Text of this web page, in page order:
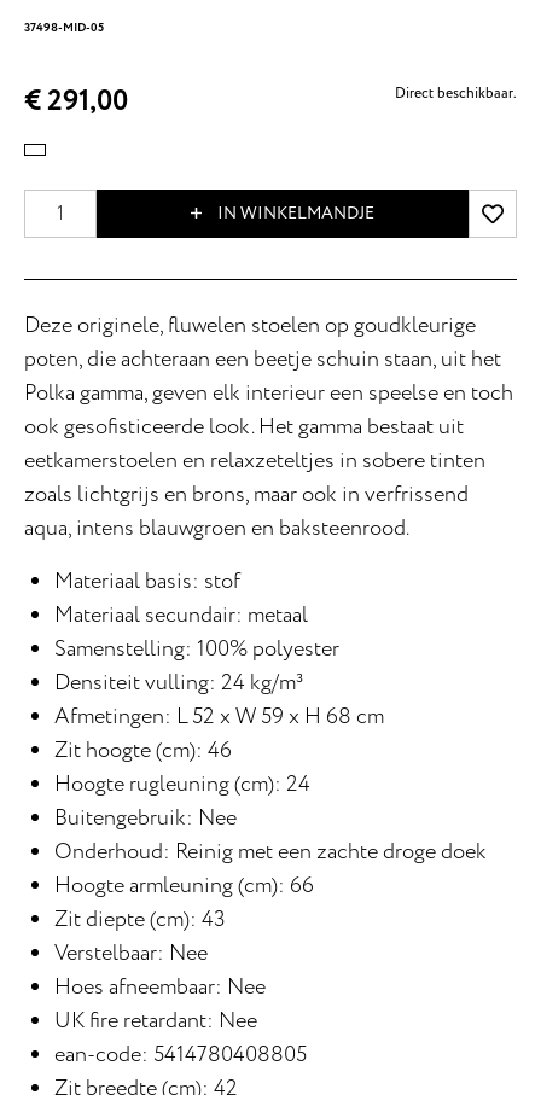
37498-MID-05
€ 291,00 Direct beschikbaar.
IN WINKELMANDJE
Deze originele, fluwelen stoelen op goudkleurige
poten, die achteraan een beetje schuin staan, uit het
Polka gamma, geven elk interieur een speelse en toch
ook gesofisticeerde look. Het gamma bestaat uit
eetkamerstoelen en relaxzeteltjes in sobere tinten
zoals lichtgrijs en brons, maar ook in verfrissend
aqua, intens blauwgroen en baksteenrood.
Materiaal basis: stof
Materiaal secundair: metaal
Samenstelling: 100% polyester
Densiteit vulling: 24 kg/m³
Afmetingen: L 52 x W 59 x H 68 cm
Zit hoogte (cm): 46
Hoogte rugleuning (cm): 24
Buitengebruik: Nee
Onderhoud: Reinig met een zachte droge doek
Hoogte armleuning (cm): 66
Zit diepte (cm): 43
Verstelbaar: Nee
Hoes afneembaar: Nee
UK fire retardant: Nee
ean-code: 5414780408805
Zit breedte (cm): 42